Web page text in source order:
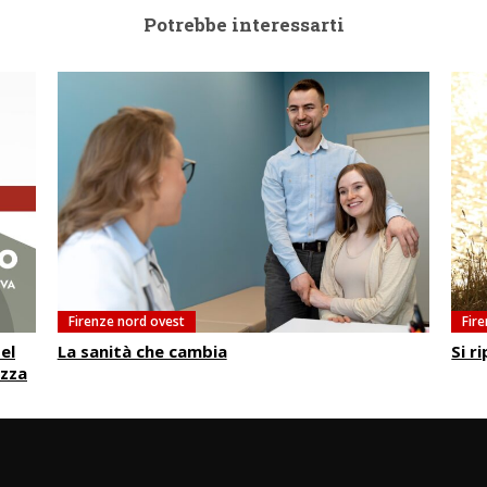
Potrebbe interessarti
Firenze nord ovest
La sanità che cambia Si